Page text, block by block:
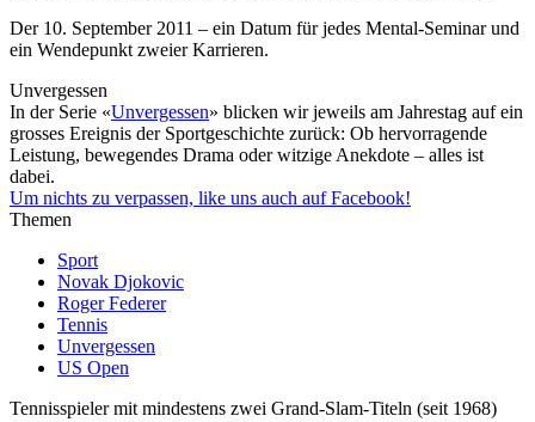
Der 10. September 2011 – ein Datum für jedes Mental-Seminar und
ein Wendepunkt zweier Karrieren.
Unvergessen
In der Serie «Unvergessen» blicken wir jeweils am Jahrestag auf ein
grosses Ereignis der Sportgeschichte zurück: Ob hervorragende
Leistung, bewegendes Drama oder witzige Anekdote – alles ist
dabei.
Um nichts zu verpassen, like uns auch auf Facebook!
Themen
Sport
Novak Djokovic
Roger Federer
Tennis
Unvergessen
US Open
Tennisspieler mit mindestens zwei Grand-Slam-Titeln (seit 1968)